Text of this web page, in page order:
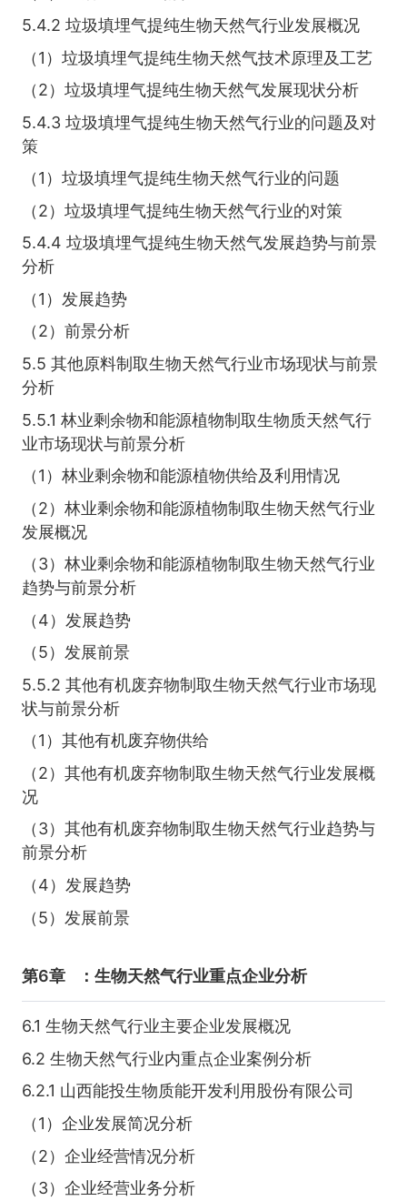
5.4.2 垃圾填埋气提纯生物天然气行业发展概况
（1）垃圾填埋气提纯生物天然气技术原理及工艺
（2）垃圾填埋气提纯生物天然气发展现状分析
5.4.3 垃圾填埋气提纯生物天然气行业的问题及对
策
（1）垃圾填埋气提纯生物天然气行业的问题
（2）垃圾填埋气提纯生物天然气行业的对策
5.4.4 垃圾填埋气提纯生物天然气发展趋势与前景
分析
（1）发展趋势
（2）前景分析
5.5 其他原料制取生物天然气行业市场现状与前景
分析
5.5.1 林业剩余物和能源植物制取生物质天然气行
业市场现状与前景分析
（1）林业剩余物和能源植物供给及利用情况
（2）林业剩余物和能源植物制取生物天然气行业
发展概况
（3）林业剩余物和能源植物制取生物天然气行业
趋势与前景分析
（4）发展趋势
（5）发展前景
5.5.2 其他有机废弃物制取生物天然气行业市场现
状与前景分析
（1）其他有机废弃物供给
（2）其他有机废弃物制取生物天然气行业发展概
况
（3）其他有机废弃物制取生物天然气行业趋势与
前景分析
（4）发展趋势
（5）发展前景
第6章 ：生物天然气行业重点企业分析
6.1 生物天然气行业主要企业发展概况
6.2 生物天然气行业内重点企业案例分析
6.2.1 山西能投生物质能开发利用股份有限公司
（1）企业发展简况分析
（2）企业经营情况分析
（3）企业经营业务分析